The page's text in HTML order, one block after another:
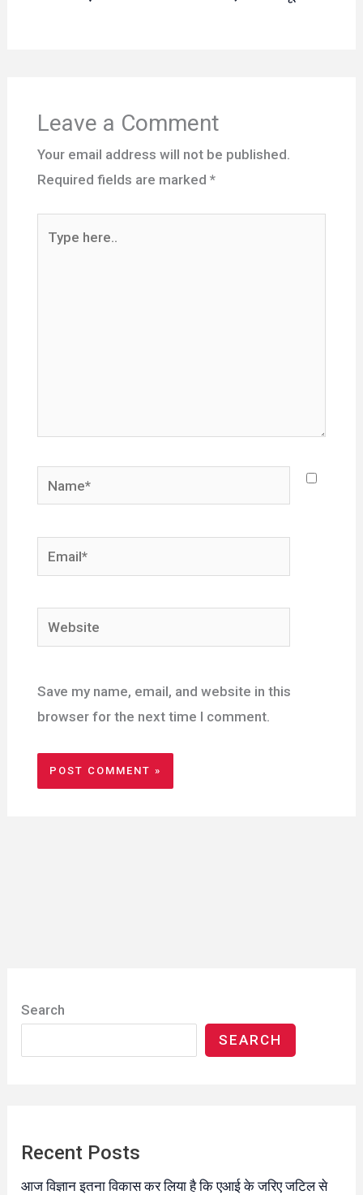
Leave a Comment
Your email address will not be published.
Required fields are marked *
here..
Name*
Email*
Website
Save my name, email, and website in this
browser for the next time I comment.
Search
SEARCH
Recent Posts
आज विज्ञान इतना विकास कर लिया है कि एआई के जरिए जटिल से